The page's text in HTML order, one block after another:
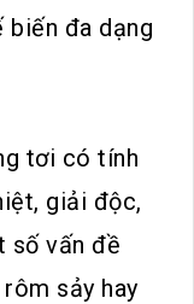
biến đa dạng
tơi có tính
giải độc,
số vấn đề
sảy hay